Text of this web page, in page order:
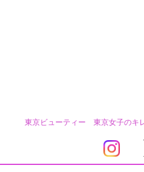
東京ビューティー 東京女子のキ